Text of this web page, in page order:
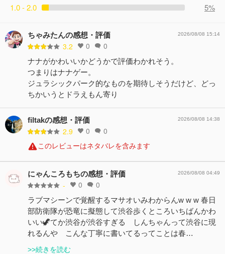
1.0 - 2.0
5%
ちゃみたんの感想・評価
3.2 0 0
2026/08/08 15:14
ナナがかわいいかどうかで評価わかれそう。
つまりはナナゲー。
ジュラシックパーク的なものを期待しそうだけど、どっ
ちかいうとドラえもん寄り
filtakの感想・評価
2.9 0 0
2026/08/08 14:38
このレビューはネタバレを含みます
にゃんころもちの感想・評価
- 0 0
2026/08/08 04:49
ラブマシーンで覚醒するマサオいみわからんw w w 春日
部防衛隊が恐竜に擬態して渋谷歩くところいちばんかわ
いい🦖てか渋谷が渋谷すぎる しんちゃんって渋谷に現
れるんや こんな丁寧に書いてるってことは春…
>>続きを読む